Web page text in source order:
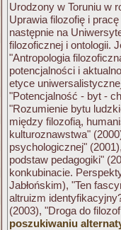
Urodzony w Toruniu w
Uprawia filozofię i
następnie na
filozoficznej i ontologii.
"Antropologia
potencjalności i
etyce
"Potencjalność - byt -
"Rozumienie bytu
między filozofią,
kulturoznawstwa"
psychologicznej"
podstaw pedagogiki"
konkubinacie.
Jabłońskim), "Ten
altruizm
(2003), "Droga do
poszukiwaniu